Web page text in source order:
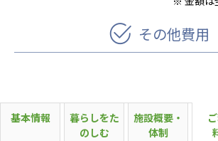
その他費用
基本情報
暮らしをた
のしむ
施設概要・
体制